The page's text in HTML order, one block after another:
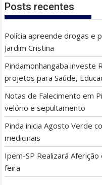
Posts recentes
Polícia apreende drogas e
Jardim Cristina
Pindamonhangaba investe
projetos para Saúde,
Notas de Falecimento em
velório e sepultamento
Pinda inicia Agosto Verde
medicinais
Ipem-SP Realizará
feira